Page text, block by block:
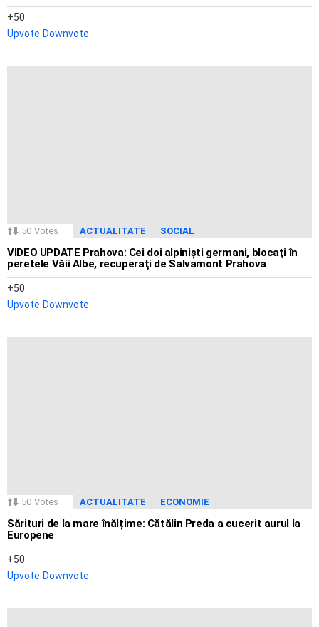
50
Upvote Downvote
50 Votes ACTUALITATE SOCIAL
VIDEO UPDATE Prahova: Cei doi alpinişti germani, blocaţi în
peretele Văii Albe, recuperaţi de Salvamont Prahova
50
Upvote Downvote
50 Votes ACTUALITATE ECONOMIE
Sărituri de la mare înălțime: Cătălin Preda a cucerit aurul la
Europene
50
Upvote Downvote